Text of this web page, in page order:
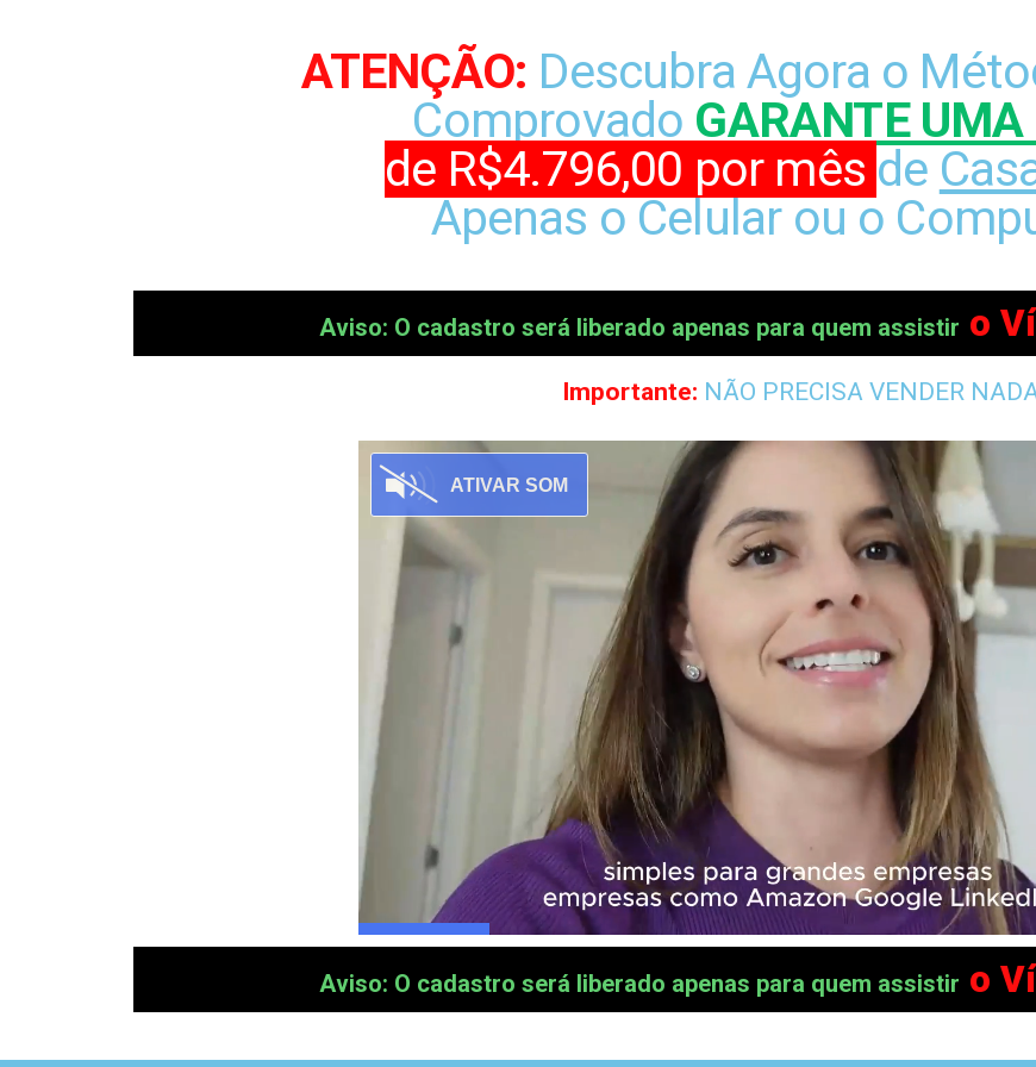
ATENÇÃO: Descubra Agora o
Comprovado GARANTE UMA
de R$4.796,00 por mês de
Apenas o Celular ou o
Aviso: O cadastro será liberado apenas para quem assistir o
Importante: NÃO PRECISA VENDER
Aviso: O cadastro será liberado apenas para quem assistir o